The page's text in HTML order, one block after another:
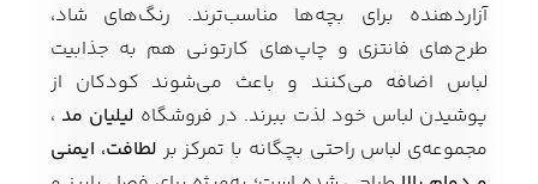
آزاردهنده برای بچه‌ها مناسب‌ترند. رنگ‌های شاد،
طرح‌های فانتزی و چاپ‌های کارتونی هم به جذابیت
لباس اضافه می‌کنند و باعث می‌شوند کودکان از
پوشیدن لباس خود لذت ببرند. در فروشگاه لیلیان مد ،
مجموعه‌ی لباس راحتی بچگانه با تمرکز بر لطافت، ایمنی